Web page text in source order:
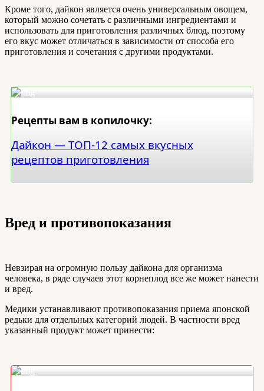
Кроме того, дайкон является очень универсальным овощем,
который можно сочетать с различными ингредиентами и
использовать для приготовления различных блюд, поэтому
его вкус может отличаться в зависимости от способа его
приготовления и сочетания с другими продуктами.
Рецепты вам в копилочку:
Дайкон — ТОП-12 самых вкусных
рецептов приготовления
Вред и противопоказания
Невзирая на огромную пользу дайкона для организма
человека, в ряде случаев этот корнеплод все же может нанести
и вред.
Медики устанавливают противопоказания приема японской
редьки для отдельных категорий людей. В частности вред
указанный продукт может принести: